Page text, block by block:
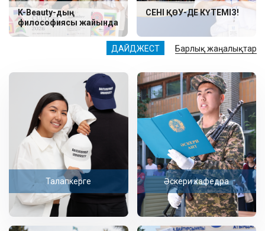
ДАЙДЖЕСТ Барлық жаңалықтар
K-Beauty-дың
философиясы жайында
СЕНІ ҚӨУ-ДЕ КҮТЕМІЗ!
Талапкерге Әскери кафедра